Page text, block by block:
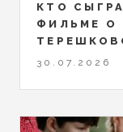
КТО
ФИЛЬМЕ О
30.07.2026